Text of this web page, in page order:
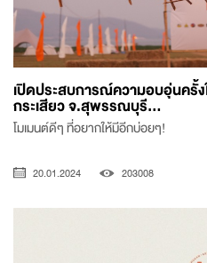
เปิดประสบการณ์ความอบอุ่นครั้ง
กระเสียว จ.สุพรรณบุรี...
โมเมนต์ดีๆ ที่อยากให้มีอีกบ่อยๆ!
20.01.2024 203008